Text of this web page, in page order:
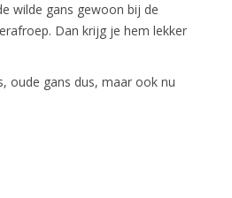
wilde gans gewoon bij de
Dan krijg je hem lekker
oude gans dus, maar ook nu